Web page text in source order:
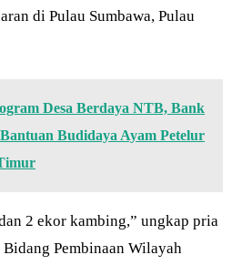
di Pulau Sumbawa, Pulau
Desa Berdaya NTB, Bank
Budidaya Ayam Petelur
2 ekor kambing,” ungkap pria
Pembinaan Wilayah